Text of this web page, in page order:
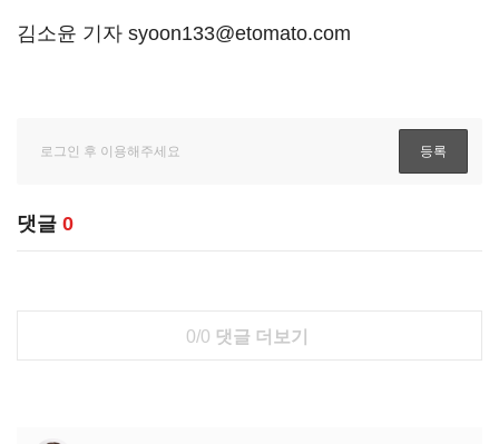
김소윤 기자 syoon133@etomato.com
댓글 0
0/0 댓글 더보기